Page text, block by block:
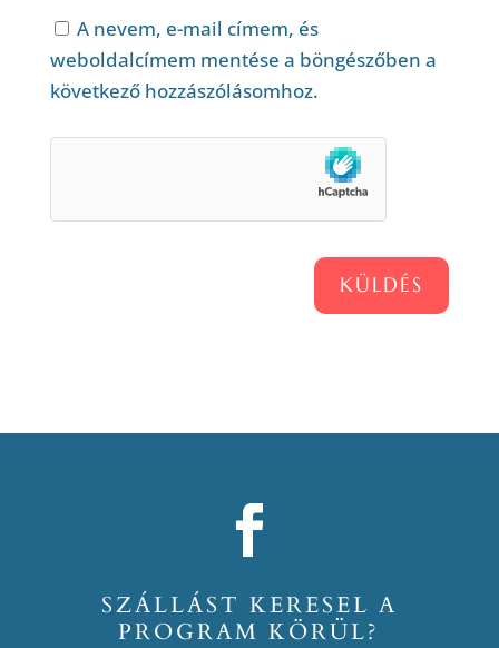
A nevem, e-mail címem, és
weboldalcímem mentése a böngészőben a
következő hozzászólásomhoz.
KÜLDÉS
SZÁLLÁST KERESEL A
PROGRAM KÖRÜL?